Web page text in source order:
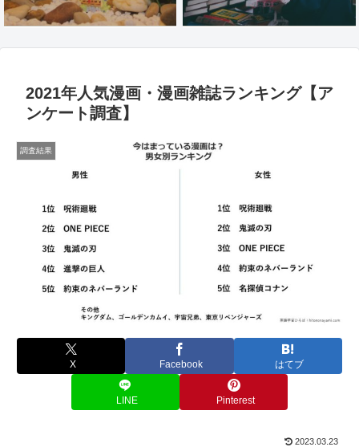
2021年人気漫画・漫画雑誌ランキング【ア
ンケート調査】
調査結果
X Facebook はてブ
LINE Pinterest
2023.03.23